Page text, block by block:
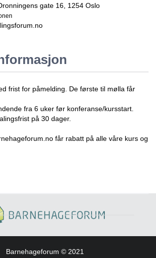
gate 16, 1254 Oslo
frist for påmelding. De første til mølla får
fra 6 uker før konferanse/kursstart.
på 30 dager.
får rabatt på alle våre kurs og
Barnehageforum © 2021